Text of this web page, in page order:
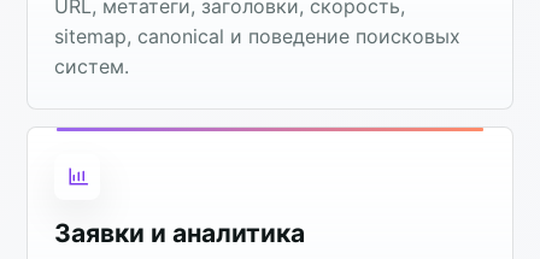
URL, метатеги, заголовки, скорость,
sitemap, canonical и поведение поисковых
систем.
Заявки и аналитика